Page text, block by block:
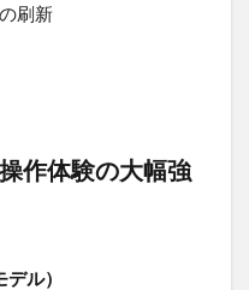
刷新
作体験の大幅強
ル）